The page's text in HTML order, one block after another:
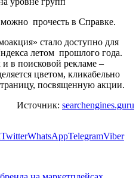
прочесть в Справке.
стало доступно для
летом прошлого года.
и в поисковой рекламе –
цветом, кликабельно
посвященную акции.
Источник: searchengines.guru
TwitterWhatsAppTelegramViber